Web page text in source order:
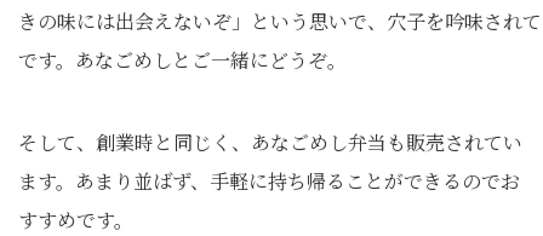
きの味には出会えないぞ」という思いで、穴子を吟味され
です。あなごめしとご一緒にどうぞ。
そして、創業時と同じく、あなごめし弁当も販売されてい
ます。あまり並ばず、手軽に持ち帰ることができるのでお
すすめです。